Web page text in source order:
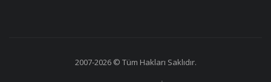
2007-2026 © Tüm Hakları Saklıdır.